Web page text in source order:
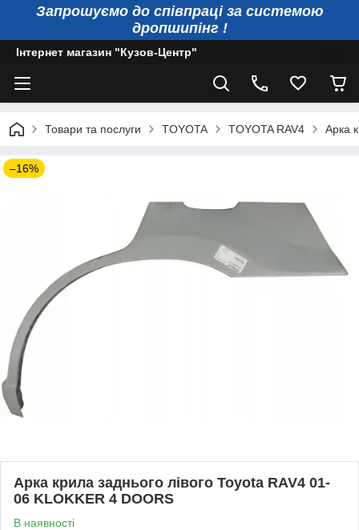
Запрошуємо до співпраці за системою
дропшипінг !
Інтернет магазин "Кузов-Центр"
Товари та послуги TOYOTA TOYOTA RAV4 Арка
–16%
Арка крила заднього лівого Toyota RAV4 01-
06 KLOKKER 4 DOORS
В наявності